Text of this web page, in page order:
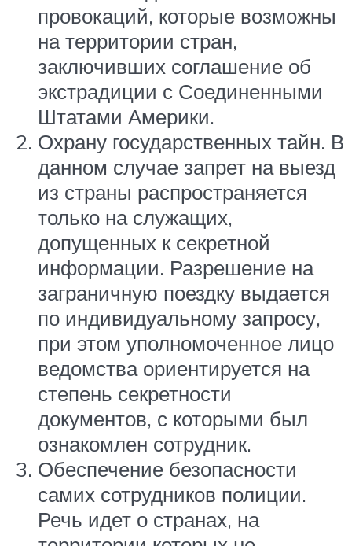
провокаций, которые возможны
на территории стран,
заключивших соглашение об
экстрадиции с Соединенными
Штатами Америки.
Охрану государственных тайн. В
данном случае запрет на выезд
из страны распространяется
только на служащих,
допущенных к секретной
информации. Разрешение на
заграничную поездку выдается
по индивидуальному запросу,
при этом уполномоченное лицо
ведомства ориентируется на
степень секретности
документов, с которыми был
ознакомлен сотрудник.
Обеспечение безопасности
самих сотрудников полиции.
Речь идет о странах, на